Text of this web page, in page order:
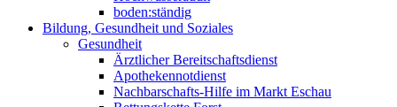
boden:ständig
Bildung, Gesundheit und Soziales
Gesundheit
Ärztlicher Bereitschaftsdienst
Apothekennotdienst
Nachbarschafts-Hilfe im Markt Eschau